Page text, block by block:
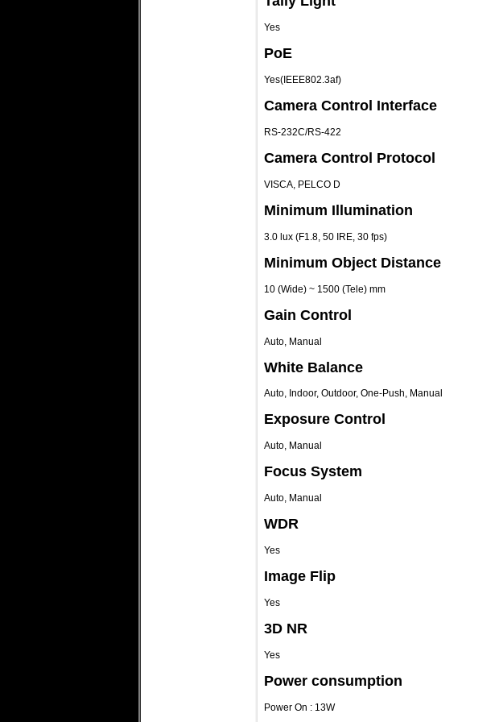
Yes
PoE
Yes(IEEE802.3af)
Camera Control Interface
RS-232C/RS-422
Camera Control Protocol
VISCA, PELCO D
Minimum Illumination
3.0 lux (F1.8, 50 IRE, 30 fps)
Minimum Object Distance
10 (Wide) ~ 1500 (Tele) mm
Gain Control
Auto, Manual
White Balance
Auto, Indoor, Outdoor, One-Push, Manual
Exposure Control
Auto, Manual
Focus System
Auto, Manual
WDR
Yes
Image Flip
Yes
3D NR
Yes
Power consumption
Power On : 13W